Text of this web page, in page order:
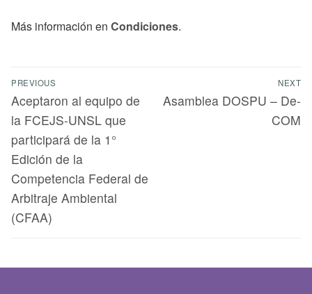
Más información en Condiciones.
PREVIOUS
Aceptaron al equipo de
la FCEJS-UNSL que
participará de la 1°
Edición de la
Competencia Federal de
Arbitraje Ambiental
(CFAA)
NEXT
Asamblea DOSPU – De-
COM